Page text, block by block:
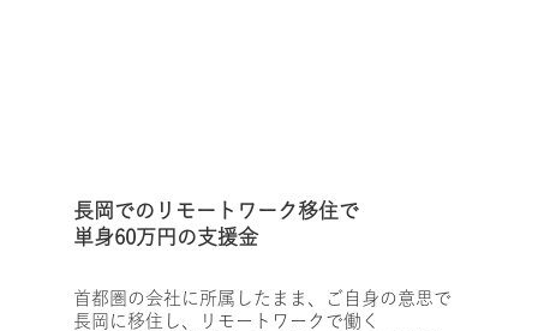
長岡でのリモートワーク移住で
単身60万円の支援金
首都圏の会社に所属したまま、ご自身の意思で
長岡に移住し、リモートワークで働く